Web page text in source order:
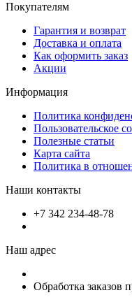
Покупателям
Гарантия и возврат
Доставка и оплата
Как оформить заказ
Акции
Информация
Политика
Пользовательское
Полезные статьи
Карта сайта
Политика в
Наши контакты
+7 342 234-48-78
Наш адрес
Обработка заказов